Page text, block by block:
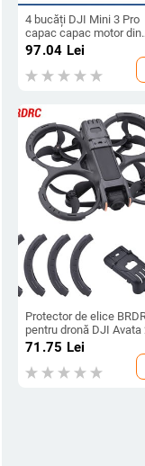
4 bucăți DJI Mini 3 Pro
capac capac motor din
aluminiu dronă
pentru motor
praf accesoriu de
97.04 Lei
Protector de elice
pentru dronă DJI Avata
Protector de elice ușoară
Accesorii pentru
protecție pentru bara de
protecție anti-coliziune
71.75 Lei